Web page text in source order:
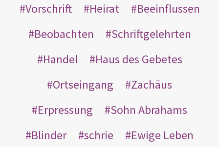
Vorschrift
Heirat
Beeinflussen
Beobachten
Schriftgelehrten
Handel
Haus des Gebetes
Ortseingang
Zachäus
Erpressung
Sohn Abrahams
Blinder
schrie
Ewige Leben